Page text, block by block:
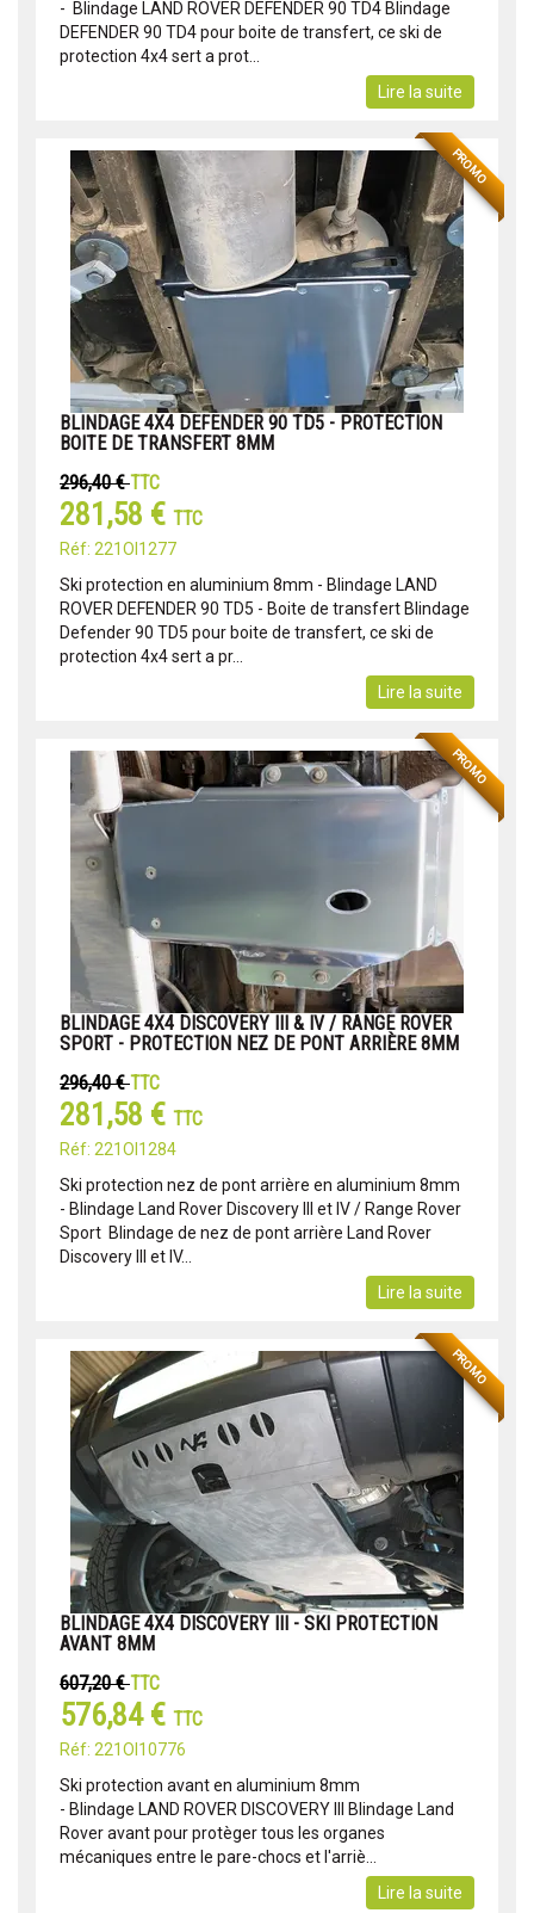
- Blindage LAND ROVER DEFENDER 90 TD4 Blindage
DEFENDER 90 TD4 pour boite de transfert, ce ski de
protection 4x4 sert a prot...
Lire la suite
PROMO
BLINDAGE 4X4 DEFENDER 90 TD5 - PROTECTION
BOITE DE TRANSFERT 8MM
296,40 €TTC
281,58 € TTC
Réf: 221OI1277
Ski protection en aluminium 8mm - Blindage LAND
ROVER DEFENDER 90 TD5 - Boite de transfert Blindage
Defender 90 TD5 pour boite de transfert, ce ski de
protection 4x4 sert a pr...
Lire la suite
PROMO
BLINDAGE 4X4 DISCOVERY III & IV / RANGE ROVER
SPORT - PROTECTION NEZ DE PONT ARRIÈRE 8MM
296,40 €TTC
281,58 € TTC
Réf: 221OI1284
Ski protection nez de pont arrière en aluminium 8mm
- Blindage Land Rover Discovery III et IV / Range Rover
Sport Blindage de nez de pont arrière Land Rover
Discovery III et IV...
Lire la suite
PROMO
BLINDAGE 4X4 DISCOVERY III - SKI PROTECTION
AVANT 8MM
607,20 €TTC
576,84 € TTC
Réf: 221OI10776
Ski protection avant en aluminium 8mm
- Blindage LAND ROVER DISCOVERY III Blindage Land
Rover avant pour protèger tous les organes
mécaniques entre le pare-chocs et l'arriè...
Lire la suite